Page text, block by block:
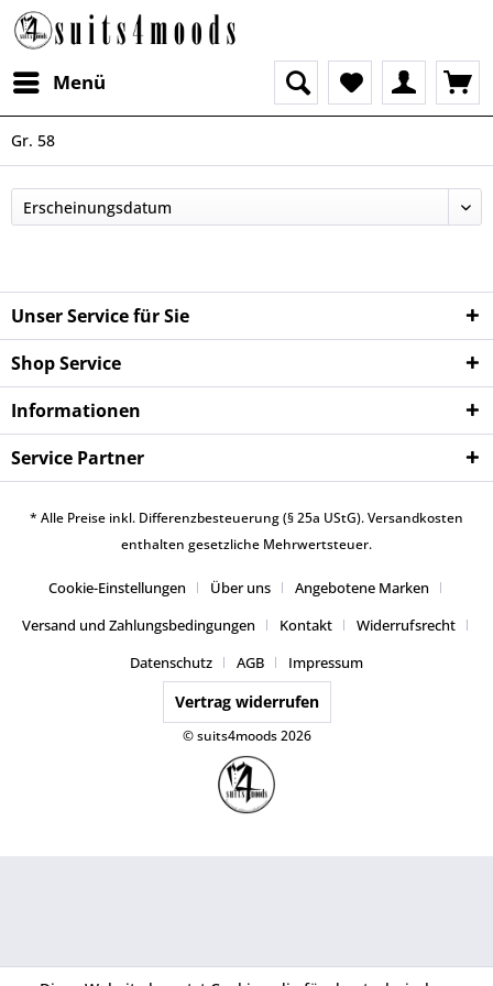
Menü
Gr. 58
Unser Service für Sie
Shop Service
Informationen
Service Partner
* Alle Preise inkl. Differenzbesteuerung (§ 25a UStG).Versandkosten
enthalten gesetzliche Mehrwertsteuer.
Cookie-Einstellungen Über uns
Angebotene Marken
Versand und Zahlungsbedingungen
Kontakt
Widerrufsrecht
Datenschutz
AGB Impressum
Vertrag widerrufen
© suits4moods 2026